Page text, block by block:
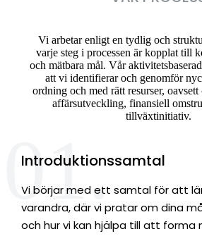
Vi arbetar enligt en tydlig och
varje steg i processen är kopplat till
och mätbara mål. Vår
att vi identifierar och genomför
ordning och med rätt resurser,
affärsutveckling, finansiell
tillväxtinitiativ.
01.
Introduktionssamtal
Vi börjar med ett samtal för att
varandra, där vi pratar om dina
och hur vi kan hjälpa till att forma